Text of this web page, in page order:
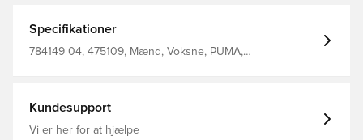
sicher und unterstützen dich bei schneller Fußarbeit und
vollem Komfort bis zum Schlusspfiff. Entworfen für:
Fußball Passform: Regulär Länge: Endet oberhalb des
Specifikationer
784149 04, 475109, Mænd, Voksne, PUMA,
Kundesupport
Vi er her for at hjælpe